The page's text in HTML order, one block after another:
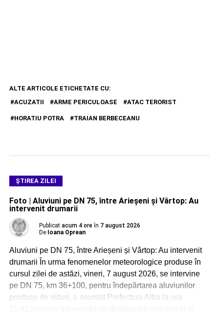
ALTE ARTICOLE ETICHETATE CU:
ACUZATII
ARME PERICULOASE ATAC TERORIST
HORATIU POTRA TRAIAN BERBECEANU
ŞTIREA ZILEI
Foto | Aluviuni pe DN 75, între Arieșeni și Vârtop: Au
intervenit drumarii
Publicat acum 4 ore în 7 august 2026
De Ioana Oprean
Aluviuni pe DN 75, între Arieșeni și Vârtop: Au intervenit
drumarii În urma fenomenelor meteorologice produse în
cursul zilei de astăzi, vineri, 7 august 2026, se intervine
pe DN 75, km 36+100, pentru îndepărtarea aluviunilor
produse de viituri, a anunțat Prefectura Alba la ora